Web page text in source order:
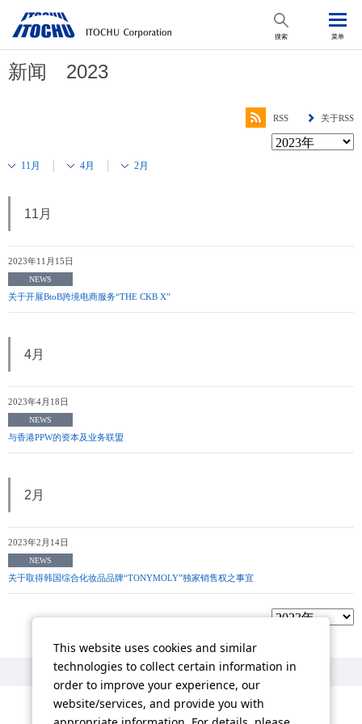
搜索 菜单
新闻 2023
关于RSS
RSS
11月 4月 2月
11月
2023年11月15日
NEWS
关于开展BtoB跨境电商服务“THE CKB X”
4月
2023年4月18日
NEWS
与香港PPW的资本及业务联盟
2月
2023年2月14日
NEWS
关于取得韩国综合化妆品品牌“TONYMOLY”独家销售权之事宜
This website uses cookies and similar
technologies to collect certain information in
order to improve your experience, our
website/services, and provide you with